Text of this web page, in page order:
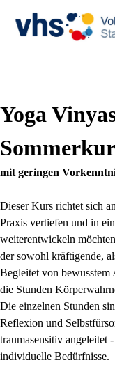
Yoga
mit geringen
Dieser Kurs richtet sich
Praxis vertiefen und in
weiterentwickeln
der sowohl kräftigende,
Begleitet von bewusstem
die Stunden
Die einzelnen Stunden
Reflexion und
traumasensitiv
individuelle Bedürfnisse.